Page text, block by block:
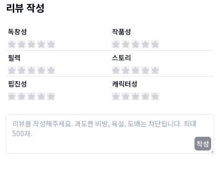
리뷰 작성
독창성
필력
핍진성
작품성
스토리
캐릭터성
작성